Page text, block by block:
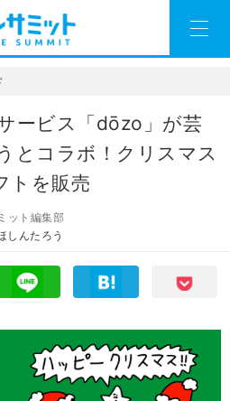
ービス「dōzo」が芸
とコラボ！クリスマス
トを販売
ット編集部
しんたろう